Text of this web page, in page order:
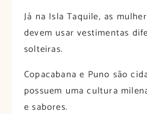
Já na Isla Taquile, as
devem usar vestimentas
solteiras.
Copacabana e Puno são
possuem uma cultura
e sabores.